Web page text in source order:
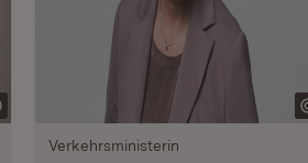
Verkehrsministerin